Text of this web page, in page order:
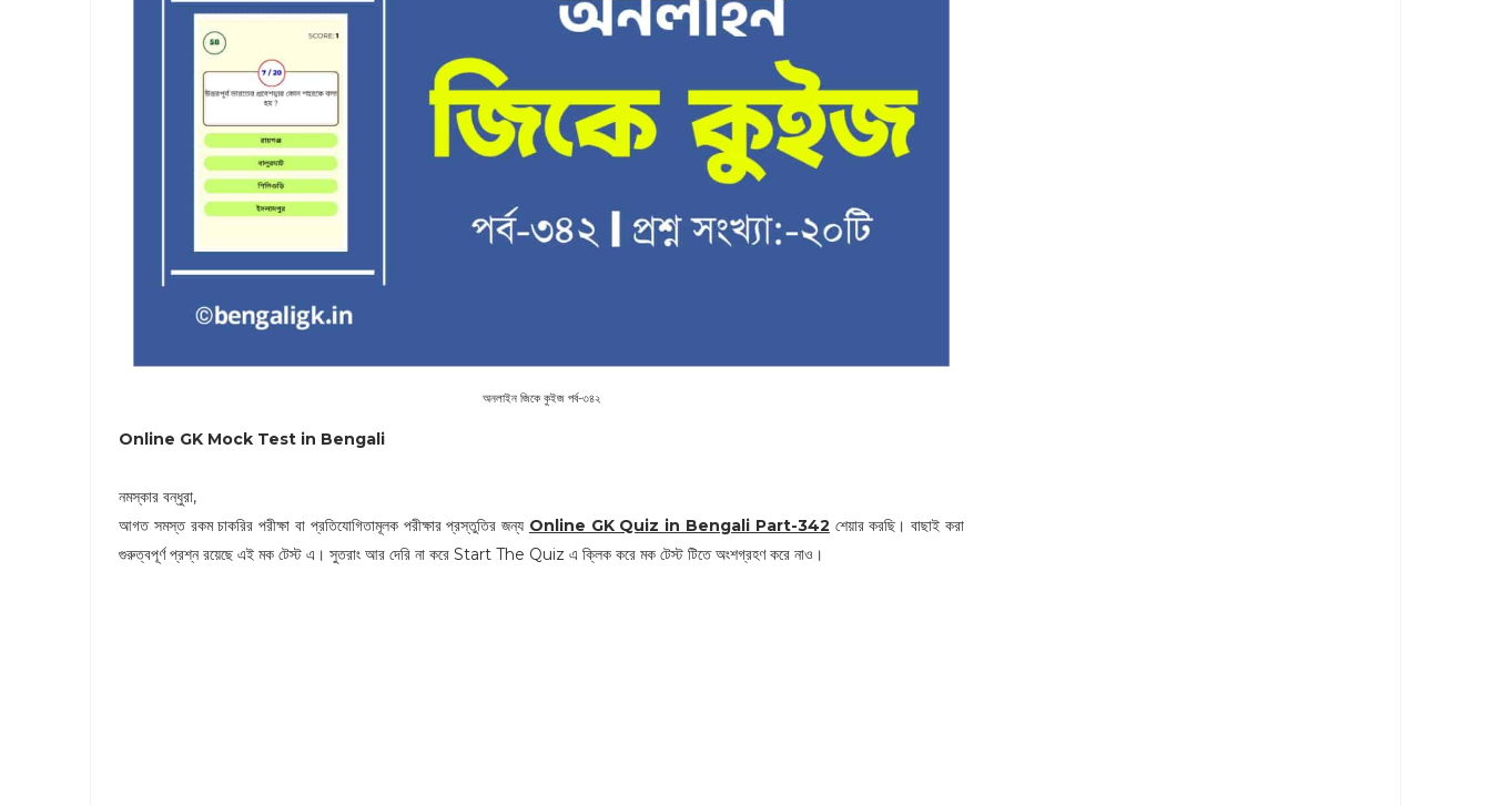
অনলাইন জিকে কুইজ পর্ব-৩৪২
Online GK Mock Test in Bengali
নমস্কার বন্ধুরা,
আগত সমস্ত রকম চাকরির পরীক্ষা বা প্রতিযোগিতামূলক পরীক্ষার প্রস্তুতির জন্য Online GK Quiz in Bengali Part-342 শেয়ার করছি। বাছাই করা
গুরুত্বপূর্ণ প্রশ্ন রয়েছে এই মক টেস্ট এ। সুতরাং আর দেরি না করে Start The Quiz এ ক্লিক করে মক টেস্ট টিতে অংশগ্রহণ করে নাও।